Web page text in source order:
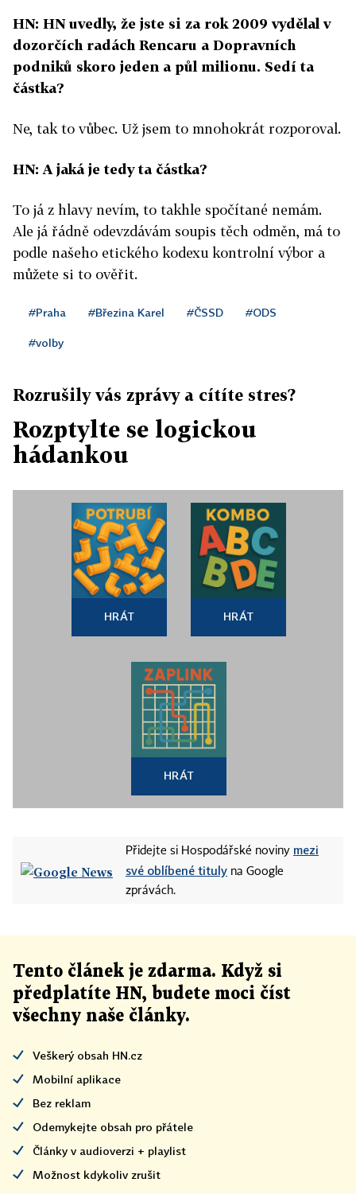
HN: HN uvedly, že jste si za rok 2009 vydělal v
dozorčích radách Rencaru a Dopravních
podniků skoro jeden a půl milionu. Sedí ta
částka?
Ne, tak to vůbec. Už jsem to mnohokrát rozporoval.
HN: A jaká je tedy ta částka?
To já z hlavy nevím, to takhle spočítané nemám.
Ale já řádně odevzdávám soupis těch odměn, má to
podle našeho etického kodexu kontrolní výbor a
můžete si to ověřit.
#Praha #Březina Karel #ČSSD #ODS
#volby
Rozrušily vás zprávy a cítíte stres?
Rozptylte se logickou
hádankou
HRÁT HRÁT
HRÁT
Přidejte si Hospodářské noviny mezi
své oblíbené tituly na Google
zprávách.
Tento článek je zdarma. Když si
předplatíte HN, budete moci číst
všechny naše články.
Veškerý obsah HN.cz
Mobilní aplikace
Bez reklam
Odemykejte obsah pro přátele
Články v audioverzi + playlist
Možnost kdykoliv zrušit